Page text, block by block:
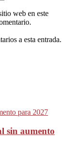
web en este
a esta entrada.
sin aumento